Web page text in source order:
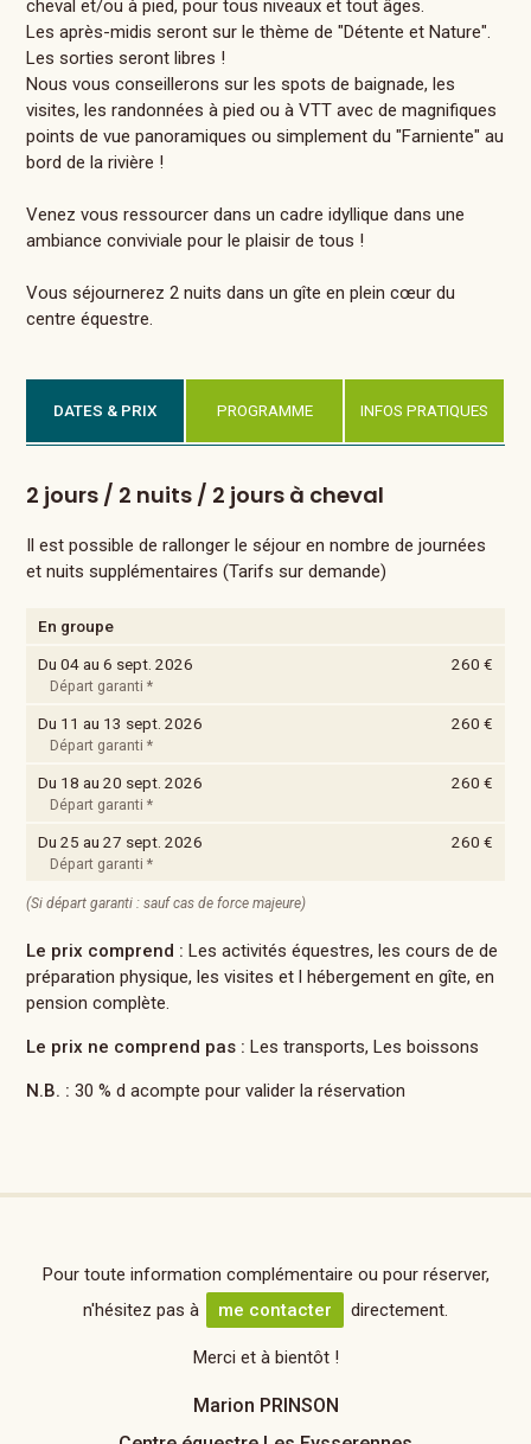
cheval et/ou à pied, pour tous niveaux et tout âges.
Les après-midis seront sur le thème de "Détente et Nature".
Les sorties seront libres !
Nous vous conseillerons sur les spots de baignade, les
visites, les randonnées à pied ou à VTT avec de magnifiques
points de vue panoramiques ou simplement du "Farniente" au
bord de la rivière !
Venez vous ressourcer dans un cadre idyllique dans une
ambiance conviviale pour le plaisir de tous !
Vous séjournerez 2 nuits dans un gîte en plein cœur du
centre équestre.
DATES & PRIX PROGRAMME INFOS PRATIQUES
2 jours / 2 nuits / 2 jours à cheval
Il est possible de rallonger le séjour en nombre de journées
et nuits supplémentaires (Tarifs sur demande)
En groupe
Du 04 au 6 sept. 2026
260 €
Départ garanti *
Du 11 au 13 sept. 2026 260 €
Départ garanti *
Du 18 au 20 sept. 2026 260 €
Départ garanti *
Du 25 au 27 sept. 2026 260 €
Départ garanti *
(Si départ garanti : sauf cas de force majeure)
Le prix comprend : Les activités équestres, les cours de de
préparation physique, les visites et l hébergement en gîte, en
pension complète.
Le prix ne comprend pas : Les transports, Les boissons
N.B. : 30 % d acompte pour valider la réservation
Pour toute information complémentaire ou pour réserver,
n'hésitez pas à
me contacter directement.
Merci et à bientôt !
Marion PRINSON